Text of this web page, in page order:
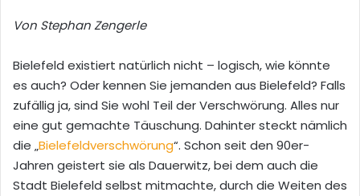
Von Stephan Zengerle
Bielefeld existiert natürlich nicht – logisch, wie könnte
es auch? Oder kennen Sie jemanden aus Bielefeld? Falls
zufällig ja, sind Sie wohl Teil der Verschwörung. Alles nur
eine gut gemachte Täuschung. Dahinter steckt nämlich
die „Bielefeldverschwörung“. Schon seit den 90er-
Jahren geistert sie als Dauerwitz, bei dem auch die
Stadt Bielefeld selbst mitmachte, durch die Weiten des